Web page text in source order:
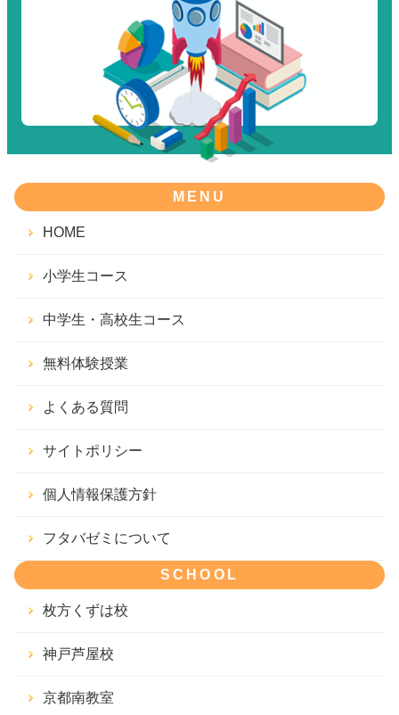
MENU
HOME
小学生コース
中学生・高校生コース
無料体験授業
よくある質問
サイトポリシー
個人情報保護方針
フタバゼミについて
SCHOOL
枚方くずは校
神戸芦屋校
京都南教室